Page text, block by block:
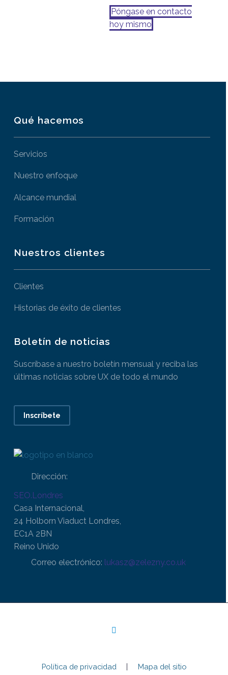
Póngase en contacto
hoy mismo
Qué hacemos
Servicios
Nuestro enfoque
Alcance mundial
Formación
Nuestros clientes
Clientes
Historias de éxito de clientes
Boletín de noticias
Suscríbase a nuestro boletín mensual y reciba las
últimas noticias sobre UX de todo el mundo
Inscríbete
Dirección:
SEO.Londres
Casa Internacional,
24 Holborn Viaduct Londres,
EC1A 2BN
Reino Unido
Correo electrónico: lukasz@zelezny.co.uk
Política de privacidad
Mapa del sitio